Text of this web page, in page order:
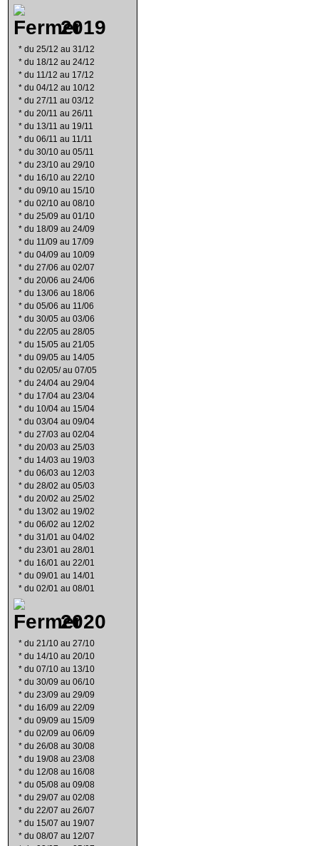
2019
* du 25/12 au 31/12
* du 18/12 au 24/12
* du 11/12 au 17/12
* du 04/12 au 10/12
* du 27/11 au 03/12
* du 20/11 au 26/11
* du 13/11 au 19/11
* du 06/11 au 11/11
* du 30/10 au 05/11
* du 23/10 au 29/10
* du 16/10 au 22/10
* du 09/10 au 15/10
* du 02/10 au 08/10
* du 25/09 au 01/10
* du 18/09 au 24/09
* du 11/09 au 17/09
* du 04/09 au 10/09
* du 27/06 au 02/07
* du 20/06 au 24/06
* du 13/06 au 18/06
* du 05/06 au 11/06
* du 30/05 au 03/06
* du 22/05 au 28/05
* du 15/05 au 21/05
* du 09/05 au 14/05
* du 02/05/ au 07/05
* du 24/04 au 29/04
* du 17/04 au 23/04
* du 10/04 au 15/04
* du 03/04 au 09/04
* du 27/03 au 02/04
* du 20/03 au 25/03
* du 14/03 au 19/03
* du 06/03 au 12/03
* du 28/02 au 05/03
* du 20/02 au 25/02
* du 13/02 au 19/02
* du 06/02 au 12/02
* du 31/01 au 04/02
* du 23/01 au 28/01
* du 16/01 au 22/01
* du 09/01 au 14/01
* du 02/01 au 08/01
2020
* du 21/10 au 27/10
* du 14/10 au 20/10
* du 07/10 au 13/10
* du 30/09 au 06/10
* du 23/09 au 29/09
* du 16/09 au 22/09
* du 09/09 au 15/09
* du 02/09 au 06/09
* du 26/08 au 30/08
* du 19/08 au 23/08
* du 12/08 au 16/08
* du 05/08 au 09/08
* du 29/07 au 02/08
* du 22/07 au 26/07
* du 15/07 au 19/07
* du 08/07 au 12/07